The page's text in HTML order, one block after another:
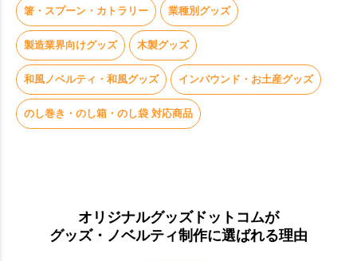
箸・スプーン・カトラリー 業種別グッズ
製造業界向けグッズ 木製グッズ
和風ノベルティ・和風グッズ インバウンド・お土産グッズ
のし巻き・のし箱・のし袋 対応商品
オリジナルグッズドットコムが
グッズ・ノベルティ制作に選ばれる理由